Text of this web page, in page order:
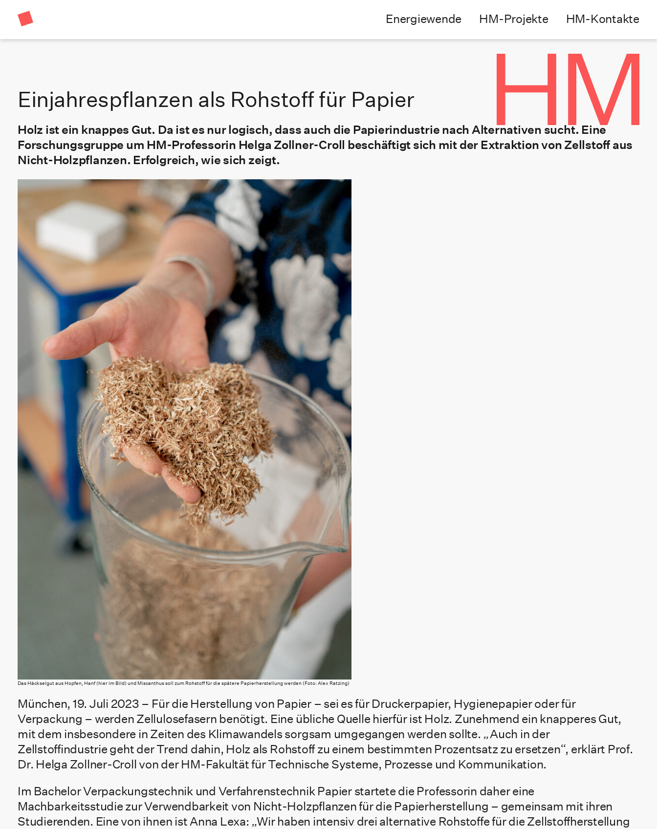
Energiewende HM-Projekte HM-Kontakte
Einjahrespflanzen als Rohstoff für Papier
Holz ist ein knappes Gut. Da ist es nur logisch, dass auch die Papierindustrie nach Alternativen sucht. Eine
Forschungsgruppe um HM-Professorin Helga Zollner-Croll beschäftigt sich mit der Extraktion von Zellstoff aus
Nicht-Holzpflanzen. Erfolgreich, wie sich zeigt.
Das Häckselgut aus Hopfen, Hanf (hier im Bild) und Miscanthus soll zum Rohstoff für die spätere Papierherstellung werden (Foto: Alex Ratzing)
München, 19. Juli 2023 – Für die Herstellung von Papier – sei es für Druckerpapier, Hygienepapier oder für
Verpackung – werden Zellulosefasern benötigt. Eine übliche Quelle hierfür ist Holz. Zunehmend ein knapperes Gut,
mit dem insbesondere in Zeiten des Klimawandels sorgsam umgegangen werden sollte. „Auch in der
Zellstoffindustrie geht der Trend dahin, Holz als Rohstoff zu einem bestimmten Prozentsatz zu ersetzen“, erklärt Prof.
Dr. Helga Zollner-Croll von der HM-Fakultät für Technische Systeme, Prozesse und Kommunikation.
Im Bachelor Verpackungstechnik und Verfahrenstechnik Papier startete die Professorin daher eine
Machbarkeitsstudie zur Verwendbarkeit von Nicht-Holzpflanzen für die Papierherstellung – gemeinsam mit ihren
Studierenden. Eine von ihnen ist Anna Lexa: „Wir haben intensiv drei alternative Rohstoffe für die Zellstoffherstellung